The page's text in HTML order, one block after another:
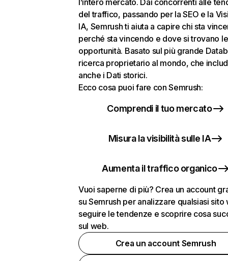
l’intero mercato. Dai concorrenti alle
del traffico, passando per la SEO e la
IA, Semrush ti aiuta a capire chi sta
perché sta vincendo e dove si trovano
opportunità. Basato sul più grande
ricerca proprietario al mondo, che
anche i Dati storici.
Ecco cosa puoi fare con Semrush:
Comprendi il tuo mercato
Misura la visibilità sulle IA
Aumenta il traffico organico
Vuoi saperne di più? Crea un account
su Semrush per analizzare qualsiasi sito
seguire le tendenze e scoprire cosa
sul web.
Crea un account Semrush